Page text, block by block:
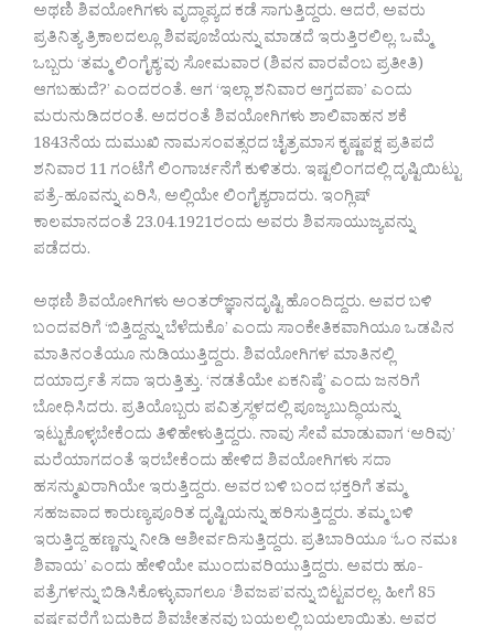
ಅಥಣಿ ಶಿವಯೋಗಿಗಳು ವೃದ್ಧಾಪ್ಯದ ಕಡೆ ಸಾಗುತ್ತಿದ್ದರು. ಆದರೆ, ಅವರು
ಪ್ರತಿನಿತ್ಯ ತ್ರಿಕಾಲದಲ್ಲೂ ಶಿವಪೂಜೆಯನ್ನು ಮಾಡದೆ ಇರುತ್ತಿರಲಿಲ್ಲ. ಒಮ್ಮೆ
ಒಬ್ಬರು ‘ತಮ್ಮ ಲಿಂಗೈಕ್ಯ’ವು ಸೋಮವಾರ (ಶಿವನ ವಾರವೆಂಬ ಪ್ರತೀತಿ)
ಆಗಬಹುದೆ?’ ಎಂದರಂತೆ. ಆಗ ‘ಇಲ್ಲಾ ಶನಿವಾರ ಆಗ್ತದಪಾ’ ಎಂದು
ಮರುನುಡಿದರಂತೆ. ಅದರಂತೆ ಶಿವಯೋಗಿಗಳು ಶಾಲಿವಾಹನ ಶಕೆ
1843ನೆಯ ದುಮುಖಿ ನಾಮಸಂವತ್ಸರದ ಚೈತ್ರಮಾಸ ಕೃಷ್ಣಪಕ್ಷ ಪ್ರತಿಪದೆ
ಶನಿವಾರ 11 ಗಂಟೆಗೆ ಲಿಂಗಾರ್ಚನೆಗೆ ಕುಳಿತರು. ಇಷ್ಟಲಿಂಗದಲ್ಲಿ ದೃಷ್ಟಿಯಿಟ್ಟು
ಪತ್ರೆ-ಹೂವನ್ನು ಏರಿಸಿ, ಅಲ್ಲಿಯೇ ಲಿಂಗೈಕ್ಯರಾದರು. ಇಂಗ್ಲಿಷ್
ಕಾಲಮಾನದಂತೆ 23.04.1921ರಂದು ಅವರು ಶಿವಸಾಯುಜ್ಯವನ್ನು
ಪಡೆದರು.
ಅಥಣಿ ಶಿವಯೋಗಿಗಳು ಅಂತರ್​ಜ್ಞಾನದೃಷ್ಟಿ ಹೊಂದಿದ್ದರು. ಅವರ ಬಳಿ
ಬಂದವರಿಗೆ ‘ಬಿತ್ತಿದ್ದನ್ನು ಬೆಳೆದುಕೊ’ ಎಂದು ಸಾಂಕೇತಿಕವಾಗಿಯೂ ಒಡಪಿನ
ಮಾತಿನಂತೆಯೂ ನುಡಿಯುತ್ತಿದ್ದರು. ಶಿವಯೋಗಿಗಳ ಮಾತಿನಲ್ಲಿ
ದಯಾರ್ದ್ರತೆ ಸದಾ ಇರುತ್ತಿತ್ತು. ‘ನಡತೆಯೇ ಏಕನಿಷ್ಠೆ’ ಎಂದು ಜನರಿಗೆ
ಬೋಧಿಸಿದರು. ಪ್ರತಿಯೊಬ್ಬರು ಪವಿತ್ರಸ್ಥಳದಲ್ಲಿ ಪೂಜ್ಯಬುದ್ಧಿಯನ್ನು
ಇಟ್ಟುಕೊಳ್ಳಬೇಕೆಂದು ತಿಳಿಹೇಳುತ್ತಿದ್ದರು. ನಾವು ಸೇವೆ ಮಾಡುವಾಗ ‘ಅರಿವು’
ಮರೆಯಾಗದಂತೆ ಇರಬೇಕೆಂದು ಹೇಳಿದ ಶಿವಯೋಗಿಗಳು ಸದಾ
ಹಸನ್ಮುಖರಾಗಿಯೇ ಇರುತ್ತಿದ್ದರು. ಅವರ ಬಳಿ ಬಂದ ಭಕ್ತರಿಗೆ ತಮ್ಮ
ಸಹಜವಾದ ಕಾರುಣ್ಯಪೂರಿತ ದೃಷ್ಟಿಯನ್ನು ಹರಿಸುತ್ತಿದ್ದರು. ತಮ್ಮ ಬಳಿ
ಇರುತ್ತಿದ್ದ ಹಣ್ಣನ್ನು ನೀಡಿ ಆಶೀರ್ವದಿಸುತ್ತಿದ್ದರು. ಪ್ರತಿಬಾರಿಯೂ ‘ಓಂ ನಮಃ
ಶಿವಾಯ’ ಎಂದು ಹೇಳಿಯೇ ಮುಂದುವರಿಯುತ್ತಿದ್ದರು. ಅವರು ಹೂ-
ಪತ್ರೆಗಳನ್ನು ಬಿಡಿಸಿಕೊಳ್ಳುವಾಗಲೂ ‘ಶಿವಜಪ’ವನ್ನು ಬಿಟ್ಟವರಲ್ಲ. ಹೀಗೆ 85
ವರ್ಷವರೆಗೆ ಬದುಕಿದ ಶಿವಚೇತನವು ಬಯಲಲ್ಲಿ ಬಯಲಾಯಿತು. ಅವರ